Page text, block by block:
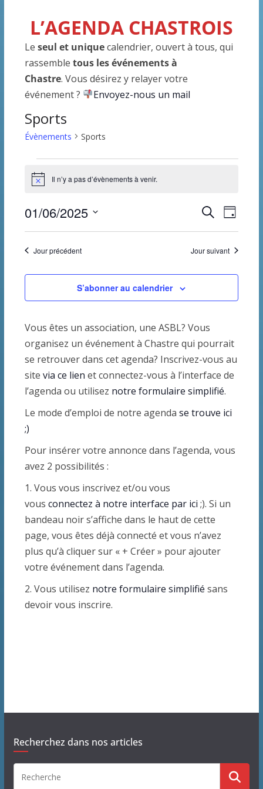
L’AGENDA CHASTROIS
Le seul et uniquecalendrier, ouvert à tous, qui
rassembletous les événements à
Chastre. Vous désirez y relayer votre
événement ?
Envoyez-nous un mail
Sports
Évènements Sports
Évènements
for
1
juin
N
i
c
e
Il n’y a pas d’évènements à venir.
R
e
r
c
h
e
t
a
v
i
a
d
v
R
h
r
h
N
a
a
t
i
o
d
v
m
n
J
o
r
01/06/2025
S
é
e
i
o
n
n
e
z
u
a
t
e
.
Jour précédent Jour suivant
S’abonner au calendrier
Vous êtes un association, une ASBL? Vous
organisez un événement à Chastre qui pourrait
se retrouver dans cet agenda? Inscrivez-vous au
sitevia ce lien et connectez-vous à l’interface de
l’agenda ou utilisez notre formulaire simplifié.
Le mode d’emploi de notre agendase trouve ici
;)
Pour insérer votre annonce dans l’agenda, vous
avez 2 possibilités :
1. Vous vous inscrivez et/ou vous
vousconnectez à notre interface par ici ;). Si un
bandeau noir s’affiche dans le haut de cette
page, vous êtes déjà connecté et vous n’avez
plus qu’à cliquer sur « + Créer » pour ajouter
votre événement dans l’agenda.
2. Vous utilisez notre formulaire simplifié sans
devoir vous inscrire.
Recherchez dans nos articles